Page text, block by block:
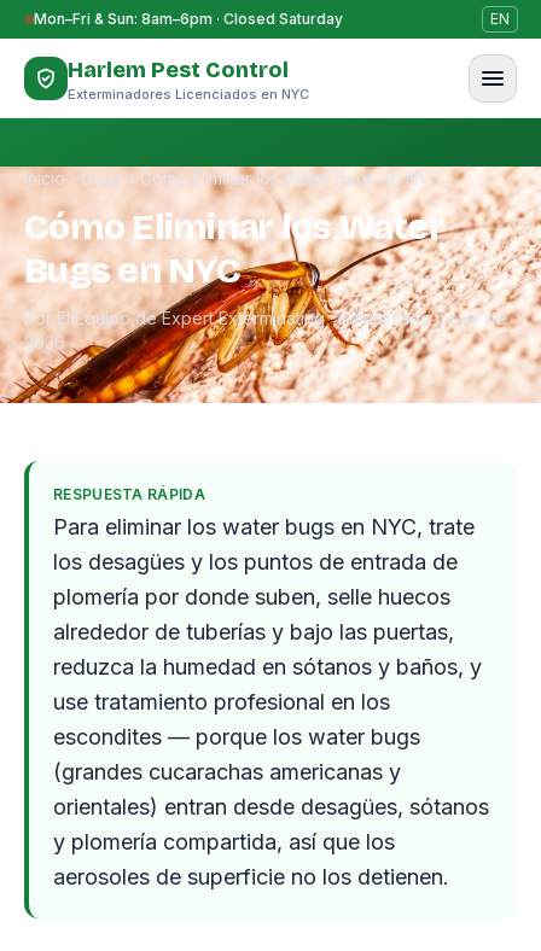
Saltar al contenido
Mon–Fri & Sun: 8am–6pm · Closed Saturday EN
Harlem Pest Control
Exterminadores Licenciados en NYC
Inicio › Guías › Cómo Eliminar los Water Bugs en NYC
Cómo Eliminar los Water
Bugs en NYC
Por El Equipo de Expert Exterminating · Actualizado mayo de
2026
RESPUESTA RÁPIDA
Para eliminar los water bugs en NYC, trate
los desagües y los puntos de entrada de
plomería por donde suben, selle huecos
alrededor de tuberías y bajo las puertas,
reduzca la humedad en sótanos y baños, y
use tratamiento profesional en los
escondites — porque los water bugs
(grandes cucarachas americanas y
orientales) entran desde desagües, sótanos
y plomería compartida, así que los
aerosoles de superficie no los detienen.